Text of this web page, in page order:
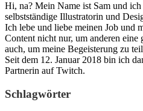
Hi, na? Mein Name ist Sam und
selbstständige Illustratorin und
Ich lebe und liebe meinen Job und
Content nicht nur, um anderen eine
auch, um meine Begeisterung zu
Seit dem 12. Januar 2018 bin ich
Partnerin auf Twitch.
Schlagwörter